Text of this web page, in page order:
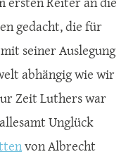
gedacht, die für
seiner Auslegung
abhängig wie wir
Zeit Luthers war
Unglück
von Albrecht